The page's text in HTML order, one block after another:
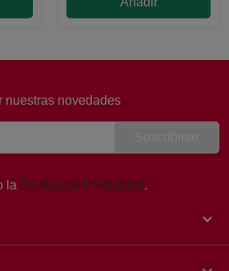
nuestras novedades
la Política de Privacidad.

👋 Soy Laura, de